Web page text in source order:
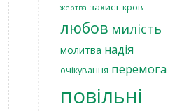
жертва захист кров
любов милість
молитва надія
очікування перемога
повільні